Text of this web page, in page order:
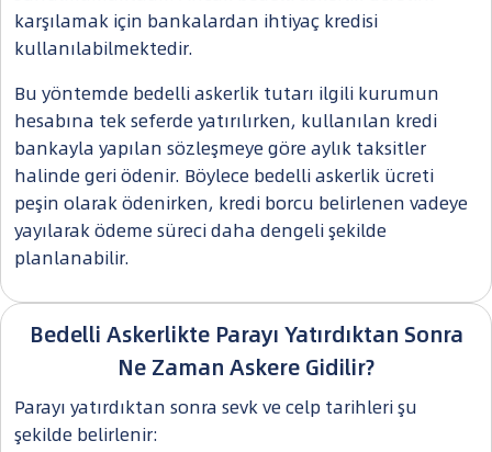
karşılamak için bankalardan ihtiyaç kredisi
kullanılabilmektedir.
Bu yöntemde bedelli askerlik tutarı ilgili kurumun
hesabına tek seferde yatırılırken, kullanılan kredi
bankayla yapılan sözleşmeye göre aylık taksitler
halinde geri ödenir. Böylece bedelli askerlik ücreti
peşin olarak ödenirken, kredi borcu belirlenen vadeye
yayılarak ödeme süreci daha dengeli şekilde
planlanabilir.
Bedelli Askerlikte Parayı Yatırdıktan Sonra
Ne Zaman Askere Gidilir?
Parayı yatırdıktan sonra sevk ve celp tarihleri şu
şekilde belirlenir: